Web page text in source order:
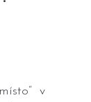
v